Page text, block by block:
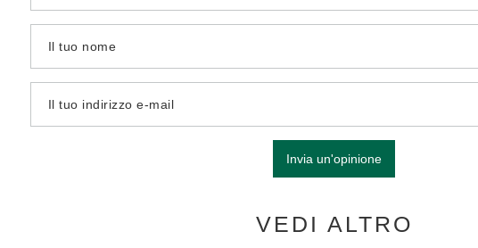
Il tuo nome
Il tuo indirizzo e-mail
Invia un'opinione
VEDI ALTRO